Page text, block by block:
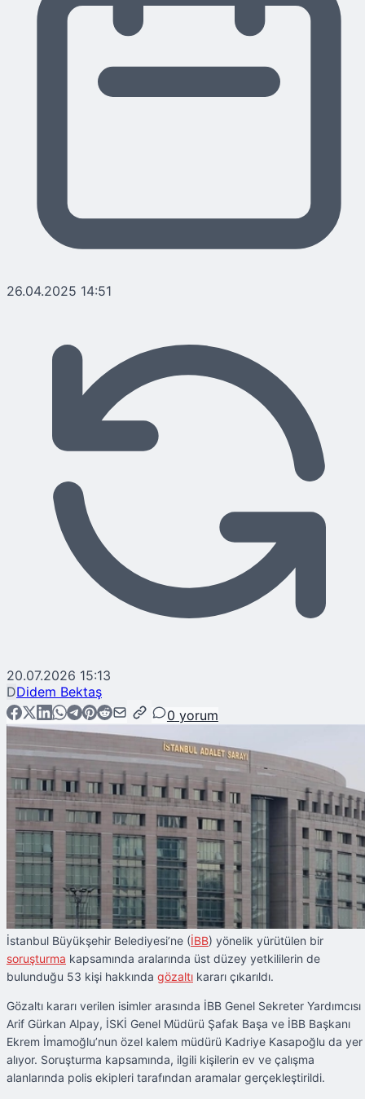
26.04.2025 14:51
20.07.2026 15:13
DDidem Bektaş
0 yorum
İstanbul Büyükşehir Belediyesi’ne (İBB) yönelik yürütülen bir
soruşturma kapsamında aralarında üst düzey yetkililerin de
bulunduğu 53 kişi hakkında gözaltı kararı çıkarıldı.
Gözaltı kararı verilen isimler arasında İBB Genel Sekreter Yardımcısı
Arif Gürkan Alpay, İSKİ Genel Müdürü Şafak Başa ve İBB Başkanı
Ekrem İmamoğlu’nun özel kalem müdürü Kadriye Kasapoğlu da yer
alıyor. Soruşturma kapsamında, ilgili kişilerin ev ve çalışma
alanlarında polis ekipleri tarafından aramalar gerçekleştirildi.